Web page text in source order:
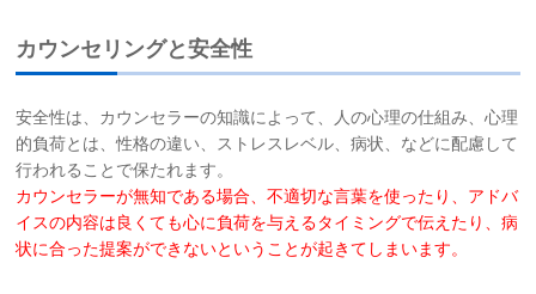
カウンセリング予約
サイトマップ
リンク集
カウンセリングと安全性
安全性は、カウンセラーの知識によって、人の心理の仕組み、心理
的負荷とは、性格の違い、ストレスレベル、病状、などに配慮して
行われることで保たれます。
カウンセラーが無知である場合、不適切な言葉を使ったり、アドバ
イスの内容は良くても心に負荷を与えるタイミングで伝えたり、病
状に合った提案ができないということが起きてしまいます。